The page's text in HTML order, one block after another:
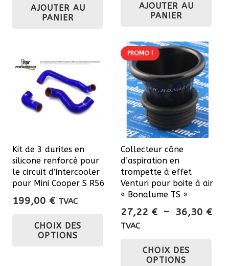
était :
533,70 €.
AJOUTER AU
PANIER
AJOUTER AU
PANIER
Kit de 3 durites en
silicone renforcé pour
le circuit d’intercooler
pour Mini Cooper S R56
199,00 € TVAC
CHOIX DES
OPTIONS
produit
PROMO !
Collecteur cône
d’aspiration en
trompette à effet
Venturi pour boite à air
« Bonalume TS »
27,22 € – 36,30 €
TVAC
CHOIX DES
OPTIONS